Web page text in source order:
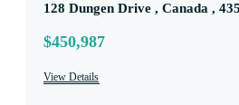
128 Dungen Drive , Canada ,
$450,987
View Details